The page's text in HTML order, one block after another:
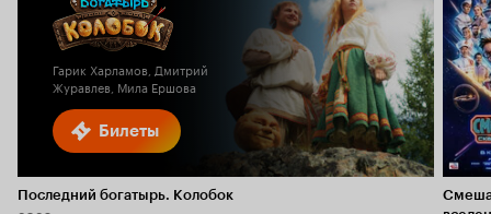
Билеты
Гарик Харламов, Дмитрий
Журавлев, Мила Ершова
Последний богатырь. Колобок